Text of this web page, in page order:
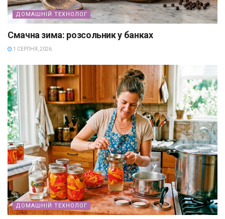
ДОМАШНІЙ ТЕХНОЛОГ
Смачна зима: розсольник у банках
1 СЕРПНЯ, 2026
ДОМАШНІЙ ТЕХНОЛОГ